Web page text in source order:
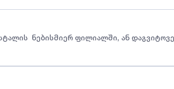
ნებისმიერ ფილიალში, ან